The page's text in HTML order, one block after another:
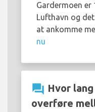
Gardermoen er
Lufthavn og
at ankomme
nu
question_answer Hvor
overføre